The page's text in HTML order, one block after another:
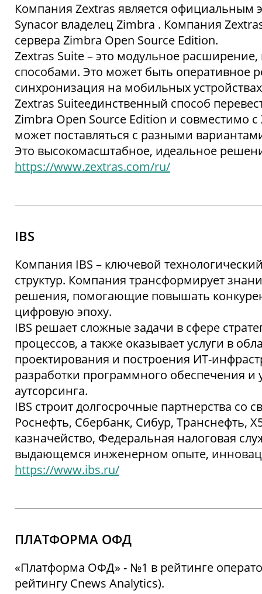
Компания Zextras является официальным
Synacor владелец Zimbra . Компания
сервера Zimbra Open Source Edition.
Zextras Suite – это модульное
способами. Это может быть оперативное
синхронизация на мобильных
Zextras Suiteединственный способ
Zimbra Open Source Edition и совместимо
может поставляться с разными
Это высокомасштабное, идеальное
https://www.zextras.com/ru/
IBS
Компания IBS – ключевой
структур. Компания трансформирует
решения, помогающие повышать
цифровую эпоху.
IBS решает сложные задачи в сфере
процессов, а также оказывает услуги в
проектирования и построения ИТ-
разработки программного обеспечения
аутсорсинга.
IBS строит долгосрочные партнерства
Роснефть, Сбербанк, Сибур, Транснефть,
казначейство, Федеральная налоговая
выдающемся инженерном опыте,
https://www.ibs.ru/
ПЛАТФОРМА ОФД
«Платформа ОФД» - №1 в рейтинге
рейтингу Cnews Analytics).